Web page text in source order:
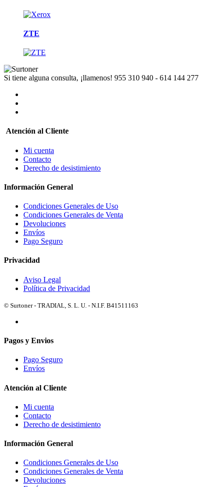
ZTE
Si tiene alguna consulta, ¡llamenos! 955 310 940 - 614 144 277
Atención al Cliente
Mi cuenta
Contacto
Derecho de desistimiento
Información General
Condiciones Generales de Uso
Condiciones Generales de Venta
Devoluciones
Envíos
Pago Seguro
Privacidad
Aviso Legal
Política de Privacidad
© Surtoner - TRADIAL, S. L. U. - N.I.F. B41511163
Pagos y Envios
Pago Seguro
Envíos
Atención al Cliente
Mi cuenta
Contacto
Derecho de desistimiento
Información General
Condiciones Generales de Uso
Condiciones Generales de Venta
Devoluciones